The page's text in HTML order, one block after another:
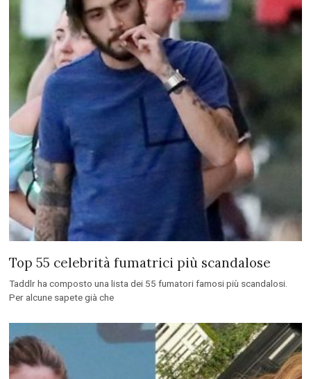
Top 55 celebrità fumatrici più scandalose
Taddlr ha composto una lista dei 55 fumatori famosi più scandalosi.
Per alcune sapete già che